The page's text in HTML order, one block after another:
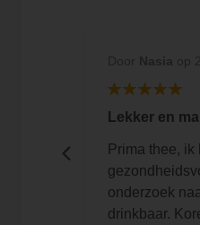
Lekker en
Prima thee,
onderzoek
drinkbaar.